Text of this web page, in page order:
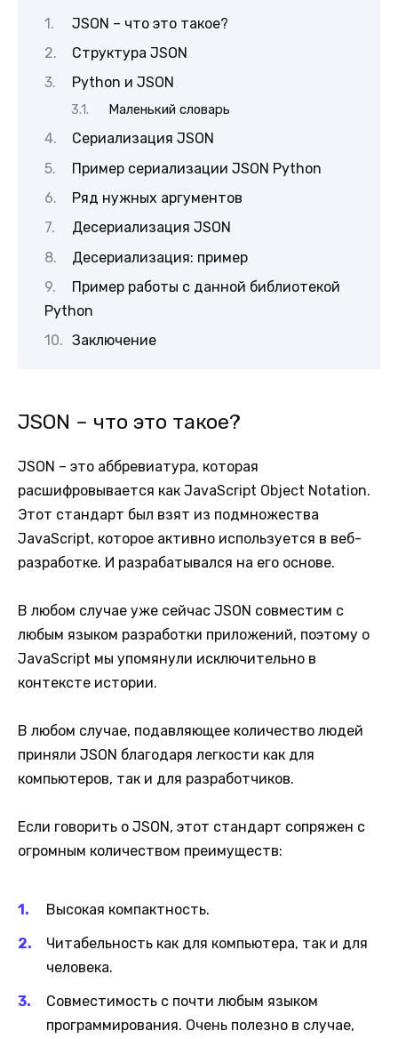
JSON – что это такое?
Структура JSON
Python и JSON
Маленький словарь
Сериализация JSON
Пример сериализации JSON Python
Ряд нужных аргументов
Десериализация JSON
Десериализация: пример
Пример работы с данной библиотекой
Python
Заключение
JSON – что это такое?
JSON – это аббревиатура, которая
расшифровывается как JavaScript Object Notation.
Этот стандарт был взят из подмножества
JavaScript, которое активно используется в веб-
разработке. И разрабатывался на его основе.
В любом случае уже сейчас JSON совместим с
любым языком разработки приложений, поэтому о
JavaScript мы упомянули исключительно в
контексте истории.
В любом случае, подавляющее количество людей
приняли JSON благодаря легкости как для
компьютеров, так и для разработчиков.
Если говорить о JSON, этот стандарт сопряжен с
огромным количеством преимуществ:
Высокая компактность.
Читабельность как для компьютера, так и для
человека.
Совместимость с почти любым языком
программирования. Очень полезно в случае,